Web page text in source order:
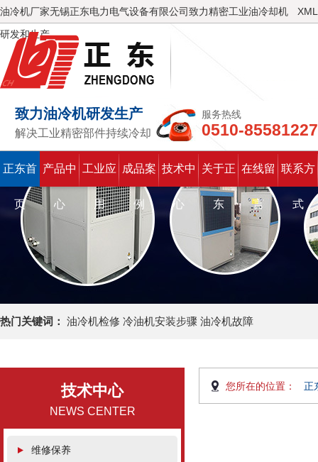
XML
油冷机厂家无锡正东电力电气设备有限公司致力精密工业油冷却机
研发和生产
致力油冷机研发生产
解决工业精密部件持续冷却
服务热线
0510-85581227
正东首
页
产品中
心
工业应
用
成品案
例
技术中
心
关于正
东
在线留
言
联系方
式
热门关键词： 油冷机检修 冷油机安装步骤 油冷机故障
技术中心
NEWS CENTER
维修保养
您所在的位置： 正